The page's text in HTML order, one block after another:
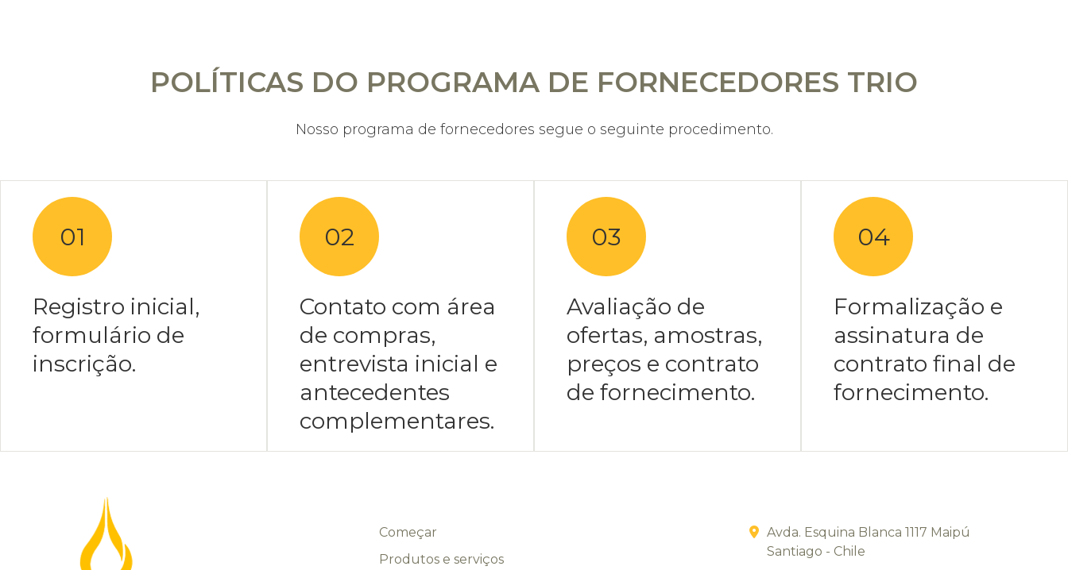
POLÍTICAS DO PROGRAMA DE FORNECEDORES TRIO
Nosso programa de fornecedores segue o seguinte procedimento.
01
Registro inicial,
formulário de
inscrição.
02
Contato com área
de compras,
entrevista inicial e
antecedentes
complementares.
03
Avaliação de
ofertas, amostras,
preços e contrato
de fornecimento.
04
Formalização e
assinatura de
contrato final de
fornecimento.
Começar
Produtos e serviços
Avda. Esquina Blanca 1117 Maipú
Santiago - Chile